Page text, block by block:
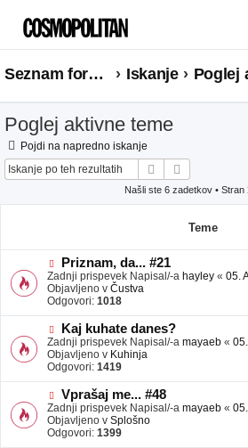
Seznam forumov Iskanje
Poglej aktivne teme
Pojdi na napredno iskanje
Iskanje
Našli ste 6 zadetkov • Stran
Teme
N
o
v
e
b
a
v
e
Priznam, da... #21
Zadnji prispevek Napisal/-a hayley « 05.
Objavljeno v Čustva
Odgovori: 1018
N
o
v
e
b
a
v
e
Kaj kuhate danes?
Zadnji prispevek Napisal/-a mayaeb «
Objavljeno v Kuhinja
Odgovori: 1419
N
o
v
e
Vprašaj me... #48
Zadnji prispevek Napisal/-a mayaeb «
Objavljeno v Splošno
Odgovori: 1399